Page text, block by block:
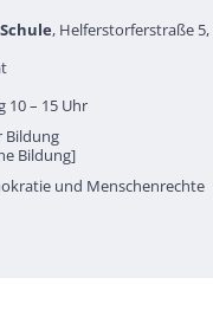
, Helferstorferstraße 5,
10 – 15 Uhr
Bildung
Bildung]
und Menschenrechte